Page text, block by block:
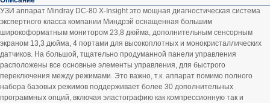
УЗИ аппарат Mindray DC-80 X-Insight это мощная диагностическая система
экспертного класса компании Миндрэй оснащенная большим
широкоформатным монитором 23,8 дюйма, дополнительным сенсорным
экраном 13,3 дюйма, 4 портами для высокоплотных и монокристаллических
датчиков. На большой, тщательно продуманной панели управления
расположены все основные элементы управления, для быстрого
переключения между режимами. Это важно, т.к. аппарат помимо полного
набора базовых режимов поддерживает более 30 дополнительных
программных опций, включая эластографию как компрессионную так и